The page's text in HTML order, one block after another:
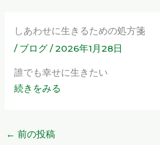
しあわせに生きるための処方箋
/ ブログ/2026年1月28日
誰でも幸せに生きたい
続きをみる
← 前の投稿